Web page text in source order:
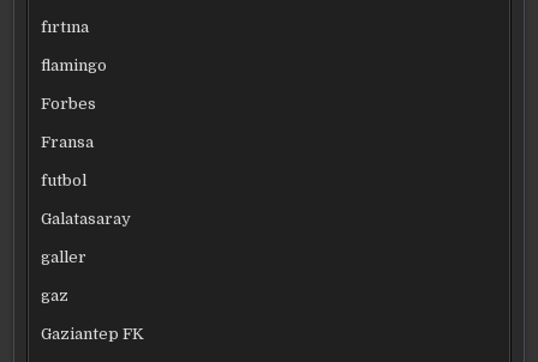
fırtına
flamingo
Forbes
Fransa
futbol
Galatasaray
galler
gaz
Gaziantep FK